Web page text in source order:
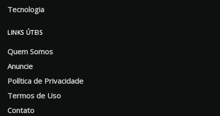
Tecnologia
LINKS ÚTEIS
Quem Somos
Anuncie
Política de Privacidade
Termos de Uso
Contato